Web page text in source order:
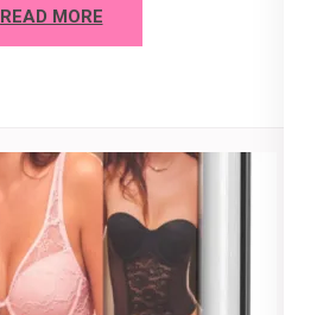
READ MORE